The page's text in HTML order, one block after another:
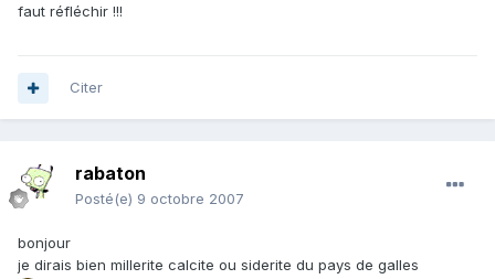
faut réfléchir !!!
Citer
rabaton
Posté(e) 9 octobre 2007
bonjour
je dirais bien millerite calcite ou siderite du pays de galles